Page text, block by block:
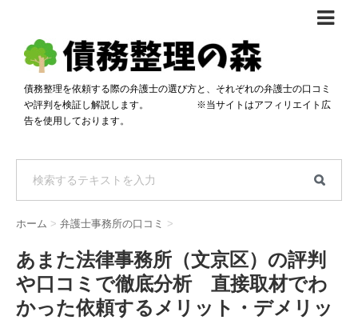
債務整理体験談
おすすめ
料金比較
自己破産・個人再生料金比較
過払い金料金比較
専門家の選び方
料金で選ぶ
着手金無料で選ぶ
女性専門で選ぶ
匿名借金相談
債務整理を依頼する際の弁護士の選び方と、それぞれの弁護士の口コミ
や評判を検証し解説します。 ※当サイトはアフィリエイト広
告を使用しております。
ホーム > 弁護士事務所の口コミ >
あまた法律事務所（文京区）の評判
や口コミで徹底分析 直接取材でわ
かった依頼するメリット・デメリッ